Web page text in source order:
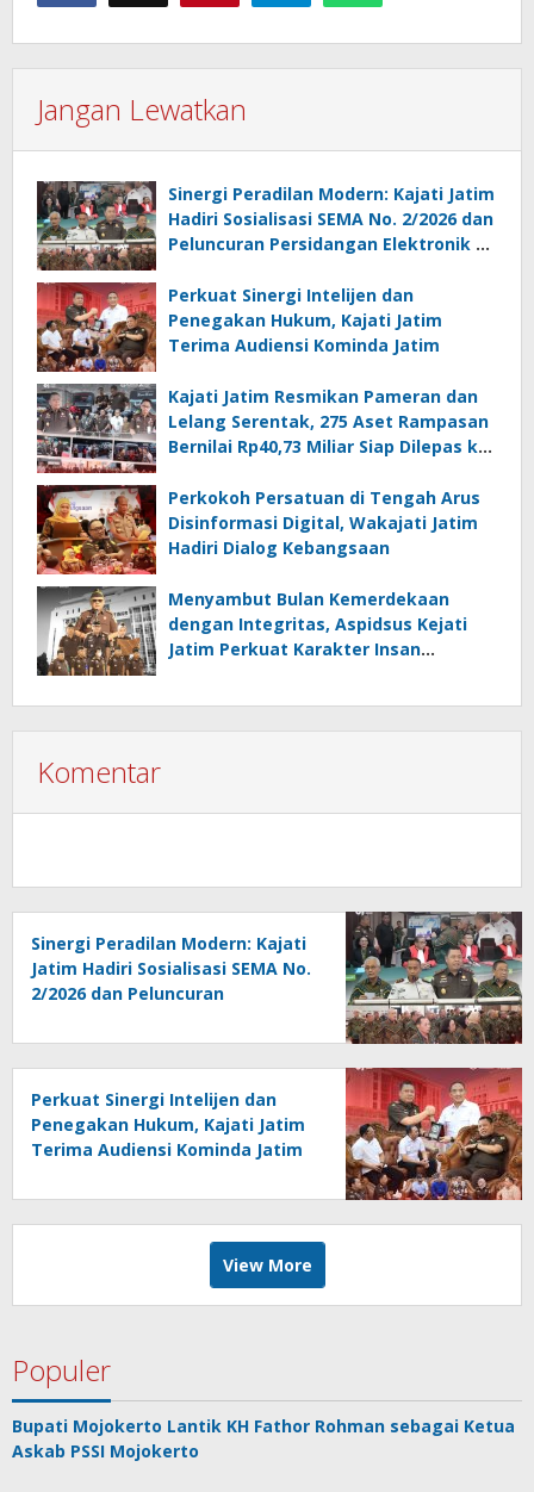
Jangan Lewatkan
Sinergi Peradilan Modern: Kajati Jatim
Hadiri Sosialisasi SEMA No. 2/2026 dan
Peluncuran Persidangan Elektronik di
Perkuat Sinergi Intelijen dan
Penegakan Hukum, Kajati Jatim
Terima Audiensi Kominda Jatim
Kajati Jatim Resmikan Pameran dan
Lelang Serentak, 275 Aset Rampasan
Bernilai Rp40,73 Miliar Siap Dilepas ke
Perkokoh Persatuan di Tengah Arus
Disinformasi Digital, Wakajati Jatim
Hadiri Dialog Kebangsaan
Menyambut Bulan Kemerdekaan
dengan Integritas, Aspidsus Kejati
Jatim Perkuat Karakter Insan
Komentar
Sinergi Peradilan Modern: Kajati
Jatim Hadiri Sosialisasi SEMA No.
2/2026 dan Peluncuran
Surabaya
Perkuat Sinergi Intelijen dan
Penegakan Hukum, Kajati Jatim
Terima Audiensi Kominda Jatim
View More
Populer
Bupati Mojokerto Lantik KH Fathor Rohman sebagai Ketua
Askab PSSI Mojokerto